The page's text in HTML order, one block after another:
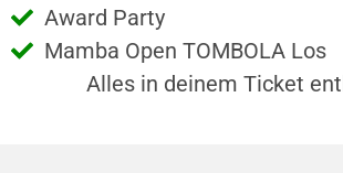
Award Party
Mamba Open TOMBOLA Los
Alles in deinem Ticket